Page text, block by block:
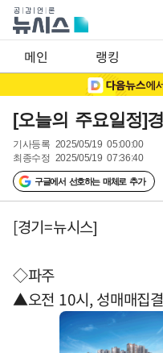
메인 랭킹
[오늘의 주요일정]
기사등록 2025/05/19 05:00:00
최종수정 2025/05/19 07:36:40
구글에서 선호하는 매체로 추가
[경기=뉴시스]
◇파주
▲오전 10시, 성매매집